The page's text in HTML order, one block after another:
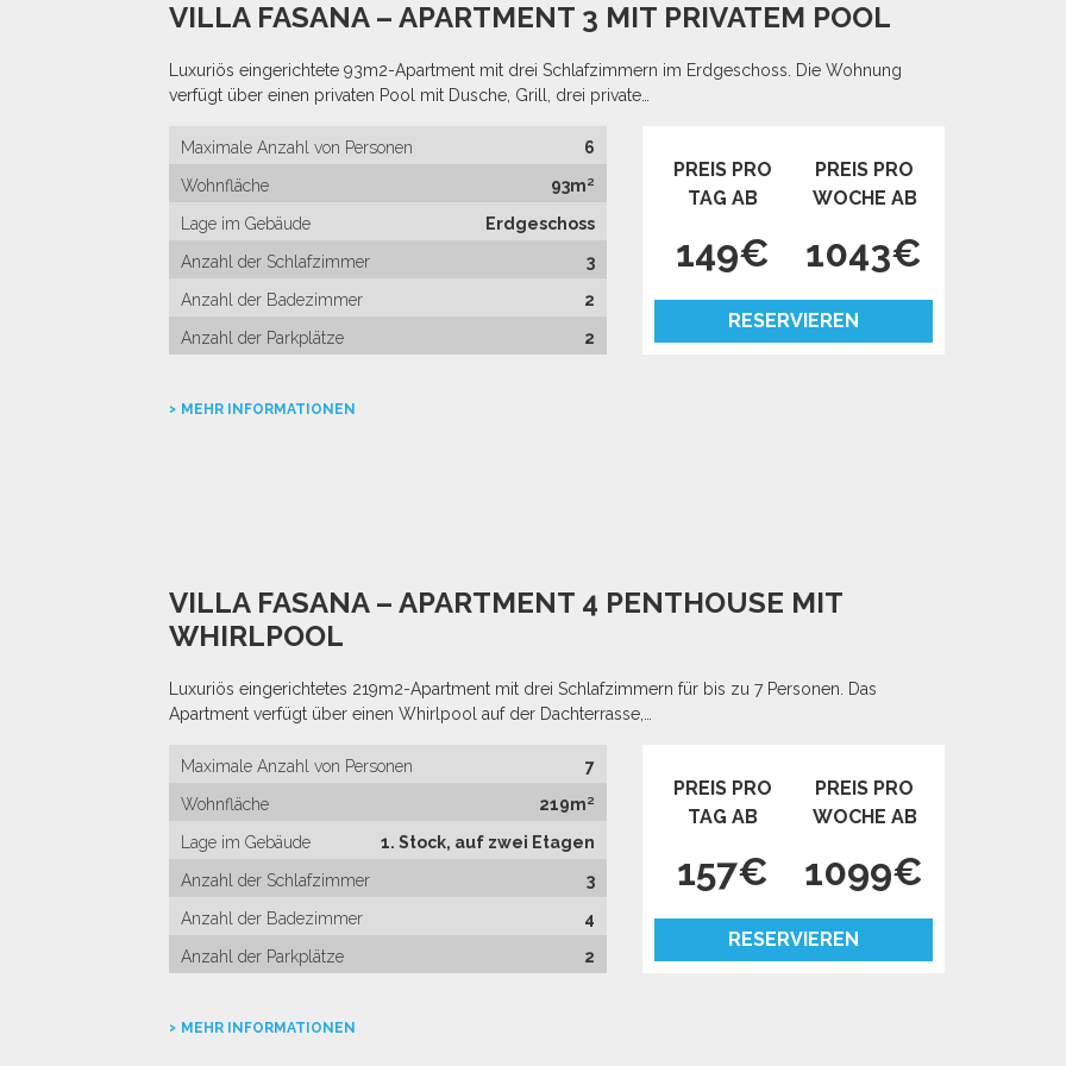
VILLA FASANA – APARTMENT 3 MIT PRIVATEM POOL
Luxuriös eingerichtete 93m2-Apartment mit drei Schlafzimmern im Erdgeschoss. Die Wohnung
verfügt über einen privaten Pool mit Dusche, Grill, drei private…
Maximale Anzahl von Personen
6
Wohnfläche
93m²
Lage im Gebäude
Erdgeschoss
Anzahl der Schlafzimmer
3
Anzahl der Badezimmer
2
Anzahl der Parkplätze
2
PREIS PRO
TAG AB
149€
PREIS PRO
WOCHE AB
1043€
RESERVIEREN
MEHR INFORMATIONEN
VILLA FASANA – APARTMENT 4 PENTHOUSE MIT
WHIRLPOOL
Luxuriös eingerichtetes 219m2-Apartment mit drei Schlafzimmern für bis zu 7 Personen. Das
Apartment verfügt über einen Whirlpool auf der Dachterrasse,…
Maximale Anzahl von Personen
7
Wohnfläche
219m²
Lage im Gebäude
1. Stock, auf zwei Etagen
Anzahl der Schlafzimmer
3
Anzahl der Badezimmer
4
Anzahl der Parkplätze
2
PREIS PRO
TAG AB
157€
PREIS PRO
WOCHE AB
1099€
RESERVIEREN
MEHR INFORMATIONEN